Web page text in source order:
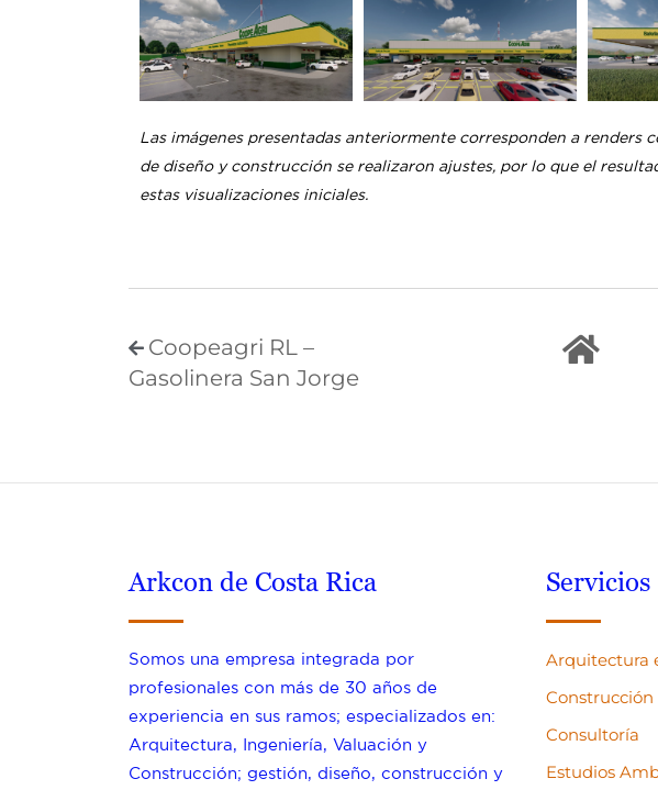
Las imágenes presentadas anteriormente corresponden a renders
de diseño y construcción se realizaron ajustes, por lo que el
estas visualizaciones iniciales.
Coopeagri RL –
Gasolinera San Jorge
Arkcon de Costa Rica
Somos una empresa integrada por
profesionales con más de 30 años de
experiencia en sus ramos; especializados en:
Arquitectura, Ingeniería, Valuación y
Construcción; gestión, diseño, construcción y
Servicios
Arquitectura
Construcción
Consultoría
Estudios